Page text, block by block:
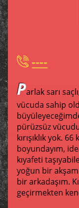
----
Parlak sarı
vücuda sahip
pürüzsüz
kırışıklık yok.
boyundayım,
kıyafeti
yoğun bir
bir arkadaşım.
geçirmekten